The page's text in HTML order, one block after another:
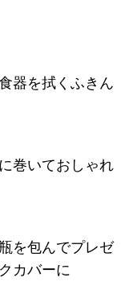
器を拭くふきん
巻いておしゃれ
を包んでプレゼ
カバーに